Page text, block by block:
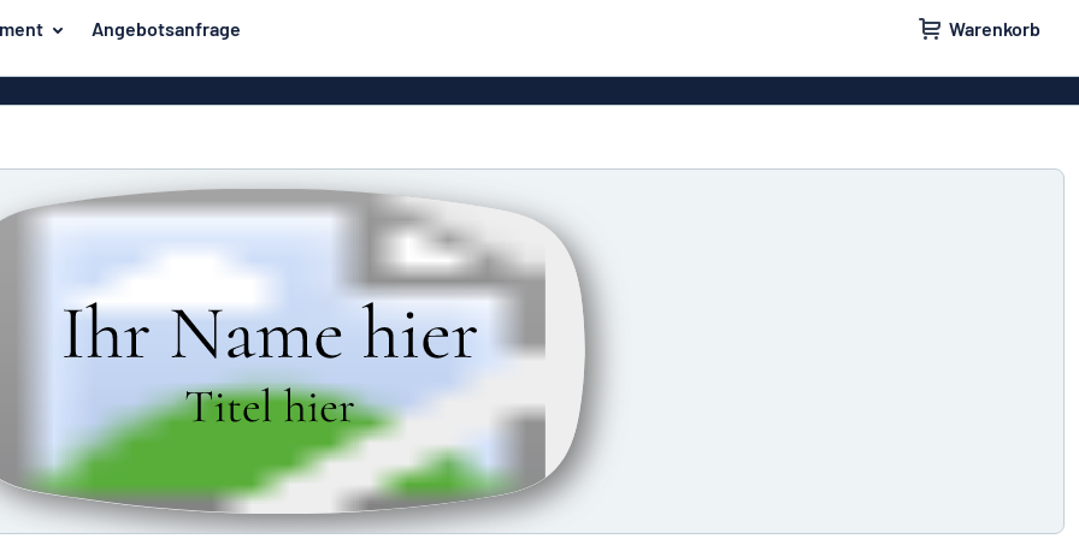
Angebotsanfrage Warenkorb
PVC-Schilder
Massives PET
Aluminiumschilder im
Emaillestil
Aluminiumschilder
Aluminiumverbund-
Hausschilder Türschilder
Parkplatzschilder
Magnetschilder
Klingelschilder